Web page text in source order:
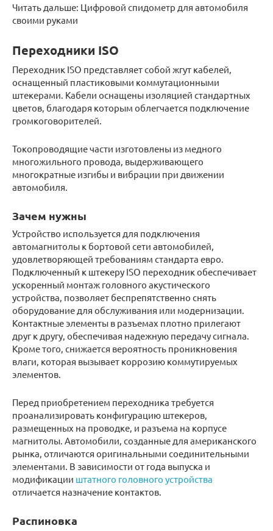
Читать дальше: Цифровой спидометр для автомобиля
своими руками
Переходники ISO
Переходник ISO представляет собой жгут кабелей,
оснащенный пластиковыми коммутационными
штекерами. Кабели оснащены изоляцией стандартных
цветов, благодаря которым облегчается подключение
громкоговорителей.
Токопроводящие части изготовлены из медного
многожильного провода, выдерживающего
многократные изгибы и вибрации при движении
автомобиля.
Зачем нужны
Устройство используется для подключения
автомагнитолы к бортовой сети автомобилей,
удовлетворяющей требованиям стандарта евро.
Подключенный к штекеру ISO переходник обеспечивает
ускоренный монтаж головного акустического
устройства, позволяет беспрепятственно снять
оборудование для обслуживания или модернизации.
Контактные элементы в разъемах плотно прилегают
друг к другу, обеспечивая надежную передачу сигнала.
Кроме того, снижается вероятность проникновения
влаги, которая вызывает коррозию коммутируемых
элементов.
Перед приобретением переходника требуется
проанализировать конфигурацию штекеров,
размещенных на проводке, и разъема на корпусе
магнитолы. Автомобили, созданные для американского
рынка, отличаются оригинальными соединительными
элементами. В зависимости от года выпуска и
модификации штатного головного устройства
отличается назначение контактов.
Распиновка